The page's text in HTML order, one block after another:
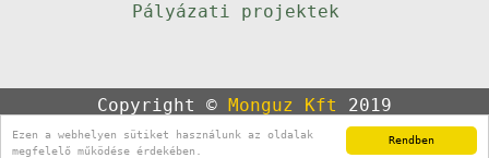
Rendben
Ezen a webhelyen sütiket használunk az oldalak
megfelelő működése érdekében.
Pályázati projektek
Copyright © Monguz Kft
2019
Powered byQulto